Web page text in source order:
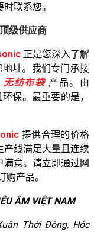
联系您。
级供应商
正是您深入了解
址。我们专门承接
无纺布袋产品。由
保。最重要的是，
提供合理的价格
产线满足大量且连续
意。请立即通过网
产品。
ÂM VIỆT NAM
Thới Đông, Hóc